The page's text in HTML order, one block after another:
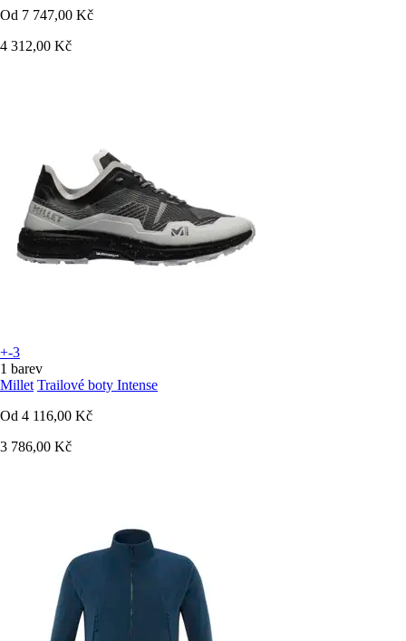
Od 7 747,00 Kč
4 312,00 Kč
+-3
1 barev
Millet Trailové boty Intense
Od 4 116,00 Kč
3 786,00 Kč